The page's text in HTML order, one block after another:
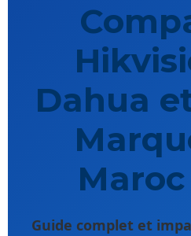
Dahua
Guide complet et